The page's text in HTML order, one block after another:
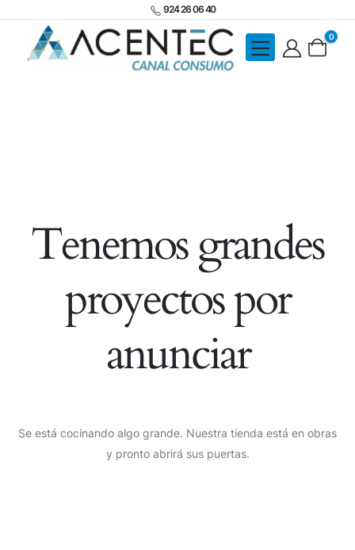
924 26 06 40
0
Tenemos grandes
proyectos por
anunciar
Se está cocinando algo grande. Nuestra tienda está en obras
y pronto abrirá sus puertas.